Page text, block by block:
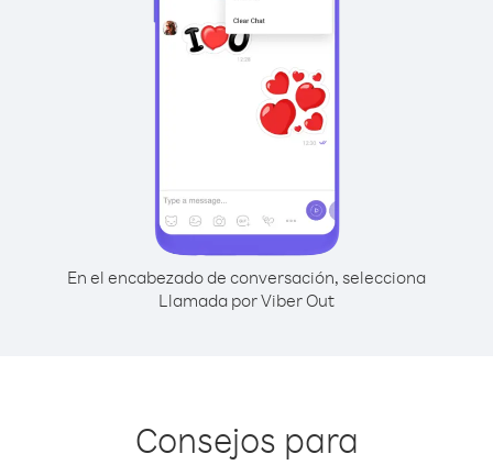
En el encabezado de conversación, selecciona
Llamada por Viber Out
Consejos para